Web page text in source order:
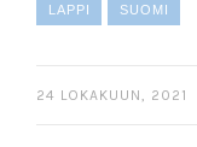
LAPPI SUOMI
24 LOKAKUUN, 2021